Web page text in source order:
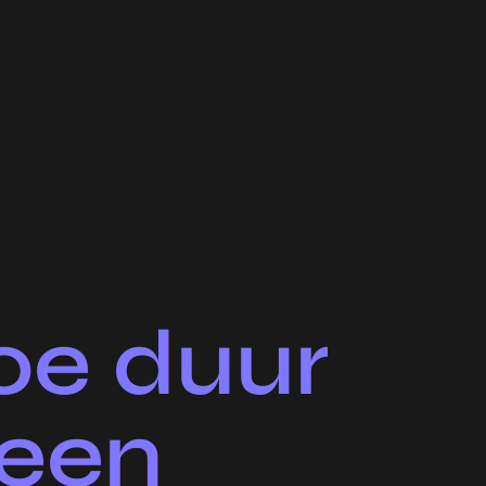
duur